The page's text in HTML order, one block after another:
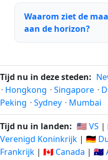
Waarom ziet de
aan de horizon?
Tijd nu in deze steden:
· Hongkong · Singapore ·
Peking · Sydney · Mumbai
Tijd nu in landen: 🇺🇸 VS |
Verenigd Koninkrijk | 🇩🇪
Frankrijk | 🇨🇦 Canada | 🇦🇺